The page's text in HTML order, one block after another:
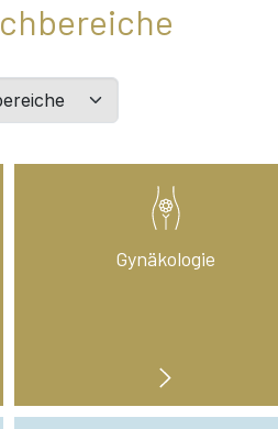
Filtern
nach
Gynäkologie